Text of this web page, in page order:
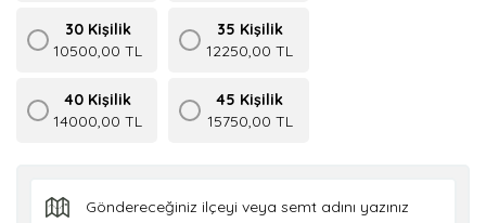
30 Kişilik
10500,00 TL
35 Kişilik
12250,00 TL
40 Kişilik
14000,00 TL
45 Kişilik
15750,00 TL